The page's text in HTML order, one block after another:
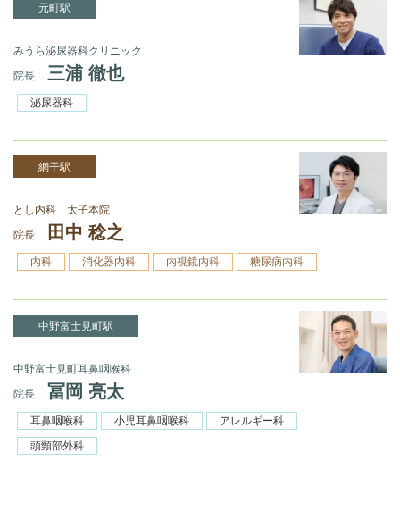
元町駅
みうら泌尿器科クリニック
院長
三浦 徹也
泌尿器科
網干駅
とし内科 太子本院
院長
田中 稔之
内科 消化器内科 内視鏡内科 糖尿病内科
中野富士見町駅
中野富士見町耳鼻咽喉科
院長
冨岡 亮太
耳鼻咽喉科 小児耳鼻咽喉科
アレルギー科
頭頸部外科